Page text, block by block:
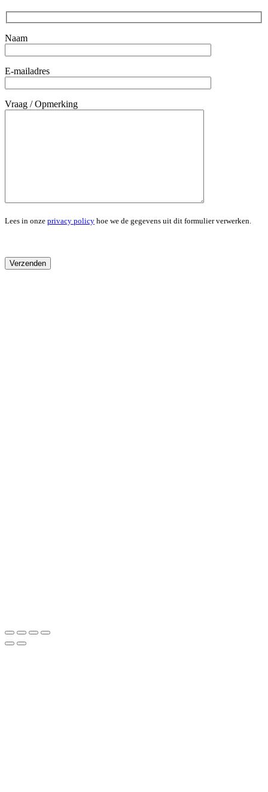
Naam
E-mailadres
Vraag / Opmerking
Lees in onze privacy policy hoe we de gegevens uit dit formulier verwerken.